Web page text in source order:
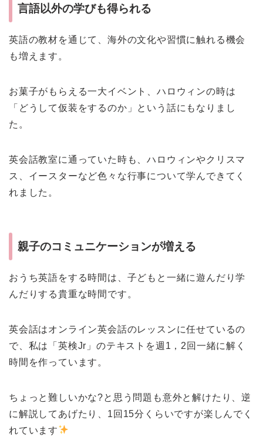
言語以外の学びも得られる
英語の教材を通じて、海外の文化や習慣に触れる機会
も増えます。
お菓子がもらえる一大イベント、ハロウィンの時は
「どうして仮装をするのか」という話にもなりまし
た。
英会話教室に通っていた時も、ハロウィンやクリスマ
ス、イースターなど色々な行事について学んできてく
れました。
親子のコミュニケーションが増える
おうち英語をする時間は、子どもと一緒に遊んだり学
んだりする貴重な時間です。
英会話はオンライン英会話のレッスンに任せているの
で、私は「英検Jr」のテキストを週1，2回一緒に解く
時間を作っています。
ちょっと難しいかな?と思う問題も意外と解けたり、逆
に解説してあげたり、1回15分くらいですが楽しんでく
れています